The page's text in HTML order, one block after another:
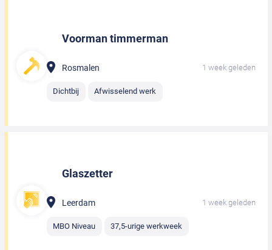
Voorman timmerman
Rosmalen 1 week geleden
Dichtbij Afwisselend werk
Glaszetter
Leerdam 1 week geleden
MBO Niveau 37,5-urige werkweek